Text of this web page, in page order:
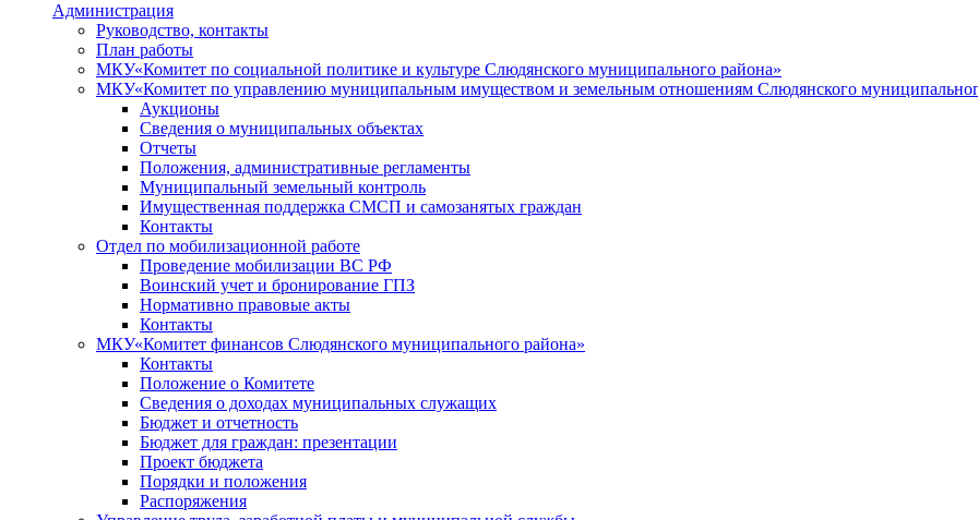
Администрация
Руководство, контакты
План работы
МКУ«Комитет по социальной политике и культуре Слюдянского муниципального района»
МКУ«Комитет по управлению муниципальным имуществом и земельным отношениям Слюдянского
Аукционы
Сведения о муниципальных объектах
Отчеты
Положения, административные регламенты
Муниципальный земельный контроль
Имущественная поддержка СМСП и самозанятых граждан
Контакты
Отдел по мобилизационной работе
Проведение мобилизации ВС РФ
Воинский учет и бронирование ГПЗ
Нормативно правовые акты
Контакты
МКУ«Комитет финансов Слюдянского муниципального района»
Контакты
Положение о Комитете
Сведения о доходах муниципальных служащих
Бюджет и отчетность
Бюджет для граждан: презентации
Проект бюджета
Порядки и положения
Распоряжения